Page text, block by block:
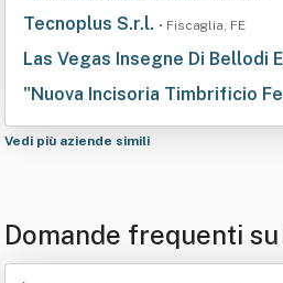
Tecnoplus S.r.l. • Fiscaglia, FE
Las Vegas Insegne Di Bellodi
"Nuova Incisoria Timbrificio
Vedi più aziende simili
Domande frequenti